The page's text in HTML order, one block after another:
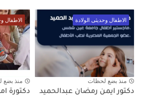
الاطفال وحديثى الولادة
منذ بضع لحظات
دكتور ايمن رمضان عبدالحميد
الاطفال
منذ بضع
دكتورة